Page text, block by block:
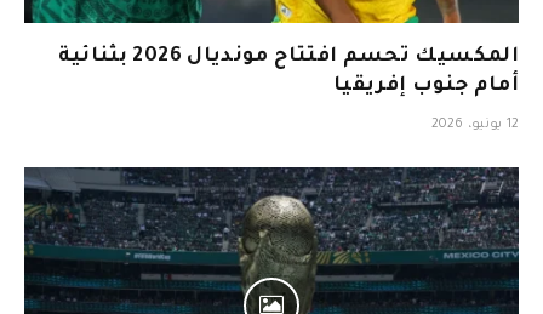
المكسيك تحسم افتتاح مونديال 2026 بثنائية
أمام جنوب إفريقيا
12 يونيو، 2026